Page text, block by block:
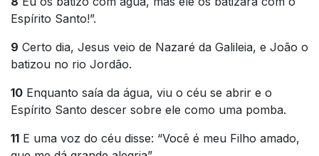
Espírito Santo!”.
9 Certo dia, Jesus veio de Nazaré da Galileia, e João o
batizou no rio Jordão.
10 Enquanto saía da água, viu o céu se abrir e o
Espírito Santo descer sobre ele como uma pomba.
11 E uma voz do céu disse: “Você é meu Filho amado,